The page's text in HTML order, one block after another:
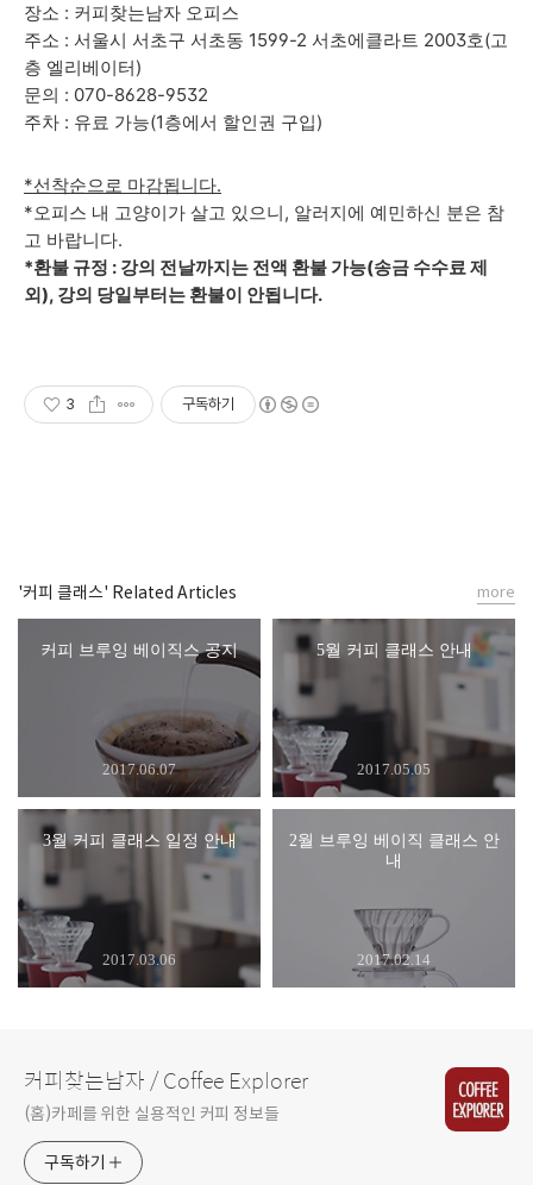
장소 : 커피찾는남자 오피스
주소 : 서울시 서초구 서초동 1599-2 서초에클라트 2003호(고
층 엘리베이터)
문의 : 070-8628-9532
주차 : 유료 가능(1층에서 할인권 구입)
*선착순으로 마감됩니다.
*오피스 내 고양이가 살고 있으니, 알러지에 예민하신 분은 참
고 바랍니다.
*환불 규정 : 강의 전날까지는 전액 환불 가능(송금 수수료 제
외), 강의 당일부터는 환불이 안됩니다.
3 구독하기
'커피 클래스' Related Articles
커피 브루잉 베이직스 공지
2017.06.07
5월 커피 클래스 안내
2017.05.05
3월 커피 클래스 일정 안내
2017.03.06
2월 브루잉 베이직 클래스 안
내
2017.02.14
more
커피찾는남자 / Coffee Explorer
(홈)카페를 위한 실용적인 커피 정보들
구독하기